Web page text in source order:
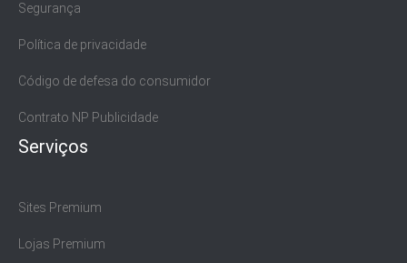
Segurança
Política de privacidade
Código de defesa do consumidor
Contrato NP Publicidade
Serviços
Sites Premium
Lojas Premium